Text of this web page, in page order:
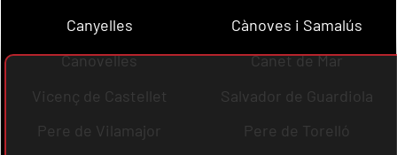
Canyelles
Cànoves i Samalús
Canovelles
Canet de Mar
Vicenç de Castellet
Salvador de Guardiola
Pere de Vilamajor
Pere de Torelló